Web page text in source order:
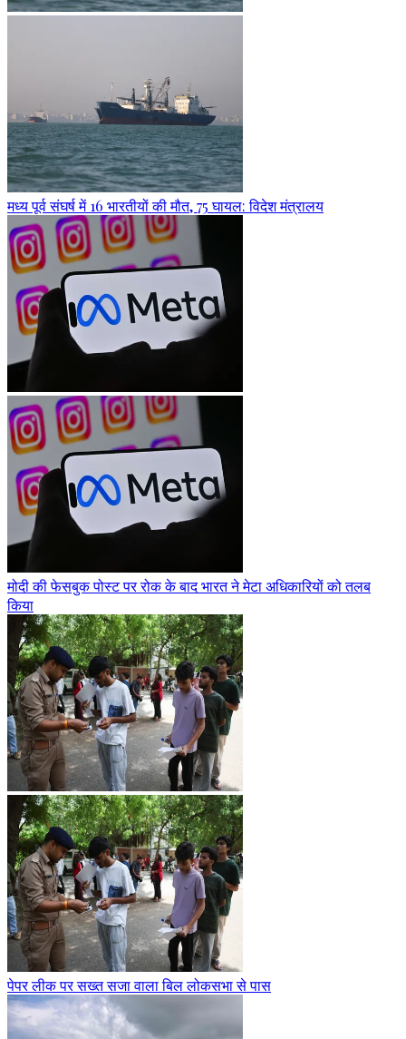
मध्य पूर्व संघर्ष में 16 भारतीयों की मौत, 75 घायल: विदेश मंत्रालय
मोदी की फेसबुक पोस्ट पर रोक के बाद भारत ने मेटा अधिकारियों को तलब
किया
पेपर लीक पर सख्त सजा वाला बिल लोकसभा से पास